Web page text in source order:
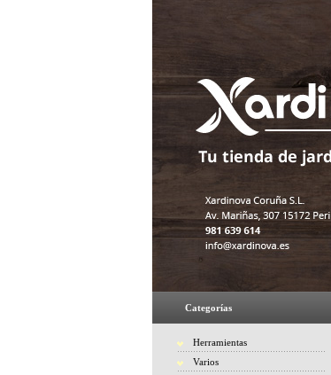
Categorías
Herramientas
Varios